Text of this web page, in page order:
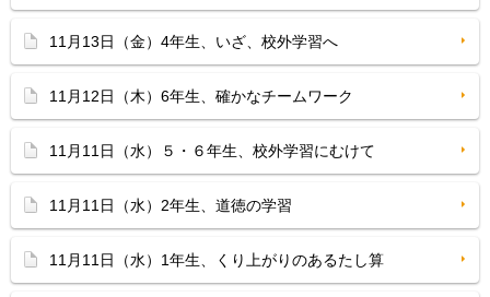
11月13日（金）4年生、いざ、校外学習へ
11月12日（木）6年生、確かなチームワーク
11月11日（水）５・６年生、校外学習にむけて
11月11日（水）2年生、道徳の学習
11月11日（水）1年生、くり上がりのあるたし算